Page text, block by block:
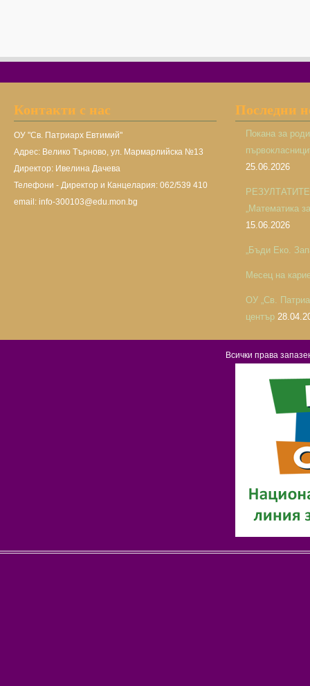
Контакти с нас
ОУ "Св. Патриарх Евтимий"
Адрес: Велико Търново, ул. Мармарлийска №13
Директор: Ивелина Дачева
Телефони - Директор и Канцелария: 062/539 410
email: info-300103@edu.mon.bg
Последни
Покана за
25.06.2026
РЕЗУЛТАТИТЕ
„Математика
15.06.2026
„Бъди Еко.
Месец на
ОУ „Св.
център
Всички права